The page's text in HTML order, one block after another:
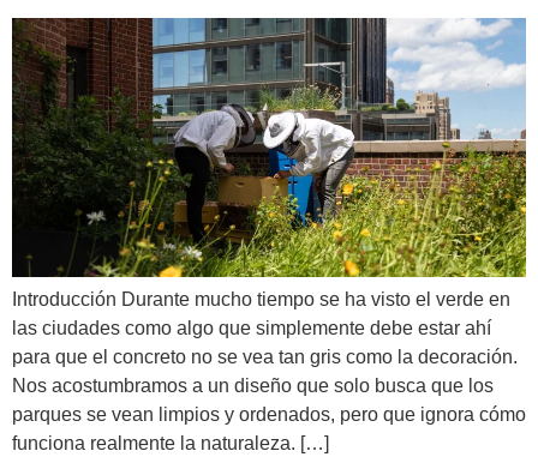
Introducción Durante mucho tiempo se ha visto el verde en
las ciudades como algo que simplemente debe estar ahí
para que el concreto no se vea tan gris como la decoración.
Nos acostumbramos a un diseño que solo busca que los
parques se vean limpios y ordenados, pero que ignora cómo
funciona realmente la naturaleza. […]